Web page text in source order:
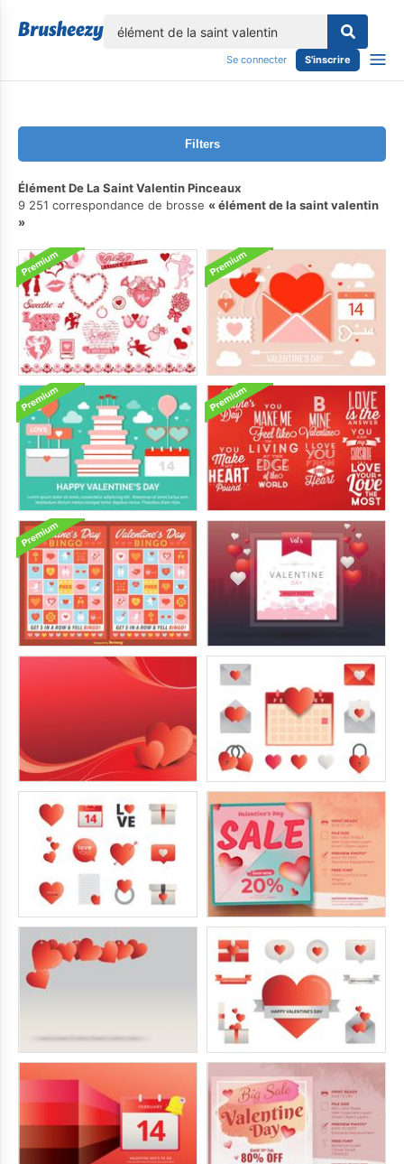
Se connecter S'inscrire
Filters
Élément De La Saint Valentin Pinceaux
9 251 correspondance de brosse
élément de la saint valentin